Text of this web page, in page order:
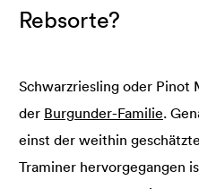
Rebsorte?
Schwarzriesling oder Pinot
der Burgunder-Familie.
einst der weithin
Traminer hervorgegangen